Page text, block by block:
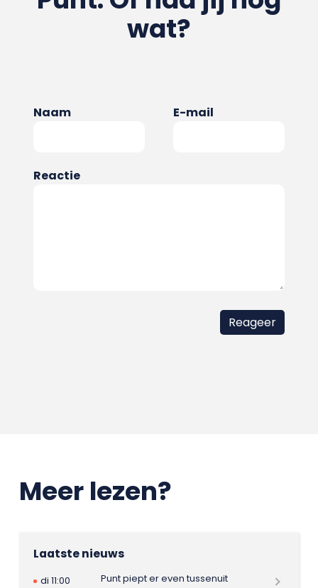
wat?
Naam E-mail
Reactie
Meer lezen?
Laatste nieuws
di 11:00
Punt piept er even tussenuit